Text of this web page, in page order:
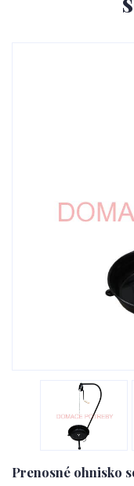
Prenosné ohnisko